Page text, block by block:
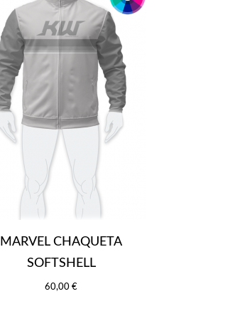
MARVEL CHAQUETA
SOFTSHELL
60,00 €